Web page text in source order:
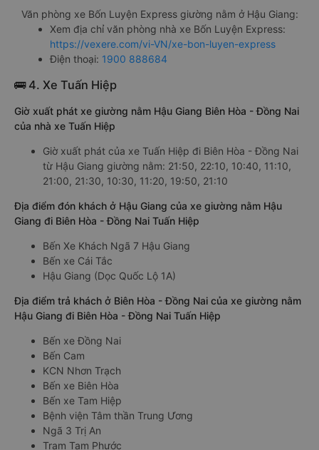
Văn phòng xe Bốn Luyện Express giường nằm ở Hậu Giang:
Xem địa chỉ văn phòng nhà xe Bốn Luyện Express:
https://vexere.com/vi-VN/xe-bon-luyen-express
Điện thoại: 1900 888684
🚌 4. Xe Tuấn Hiệp
Giờ xuất phát xe giường nằm Hậu Giang Biên Hòa - Đồng Nai
của nhà xe Tuấn Hiệp
Giờ xuất phát của xe Tuấn Hiệp đi Biên Hòa - Đồng Nai
từ Hậu Giang giường nằm: 21:50, 22:10, 10:40, 11:10,
21:00, 21:30, 10:30, 11:20, 19:50, 21:10
Địa điểm đón khách ở Hậu Giang của xe giường nằm Hậu
Giang đi Biên Hòa - Đồng Nai Tuấn Hiệp
Bến Xe Khách Ngã 7 Hậu Giang
Bến xe Cái Tắc
Hậu Giang (Dọc Quốc Lộ 1A)
Địa điểm trả khách ở Biên Hòa - Đồng Nai của xe giường nằm
Hậu Giang đi Biên Hòa - Đồng Nai Tuấn Hiệp
Bến xe Đồng Nai
Bến Cam
KCN Nhơn Trạch
Bến xe Biên Hòa
Bến xe Tam Hiệp
Bệnh viện Tâm thần Trung Ương
Ngã 3 Trị An
Trạm Tam Phước